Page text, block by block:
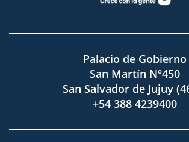
Palacio de Gobierno
San Martín Nº450
San Salvador de Jujuy
+54 388 4239400